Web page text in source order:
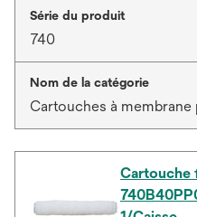
Série du produit
740
Nom de la catégorie
Cartouches à membrane
Cartouche